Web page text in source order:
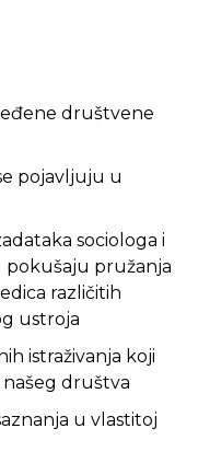
društvene
pojavljuju u
sociologa i
pokušaju pružanja
različitih
ustroja
istraživanja koji
društva
u vlastitoj